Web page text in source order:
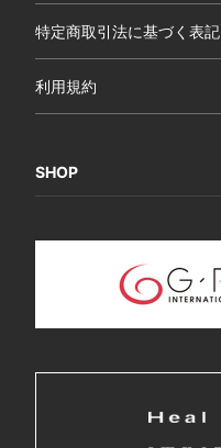
特定商取引法に基づく表記
利用規約
SHOP